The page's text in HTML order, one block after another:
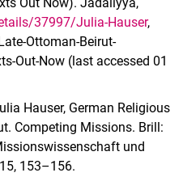
37997/Julia-Hauser,
Ottoman-Beirut-
Out-Now (last accessed 01
Hauser, German Religious
Competing Missions. Brill:
und
153–156.